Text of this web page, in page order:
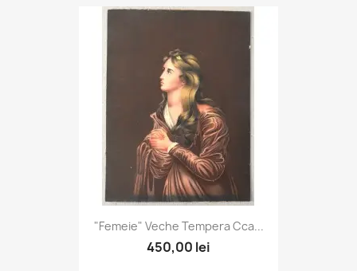
"Femeie" Veche Tempera Cca...
450,00 lei